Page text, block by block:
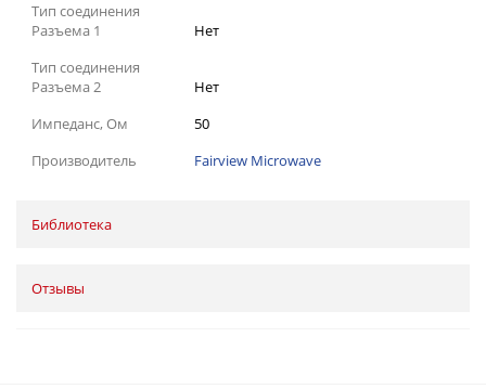
Тип соединения
Разъема 1
Нет
Тип соединения
Разъема 2
Нет
Импеданс, Ом
50
Производитель
Fairview Microwave
Библиотека
Отзывы